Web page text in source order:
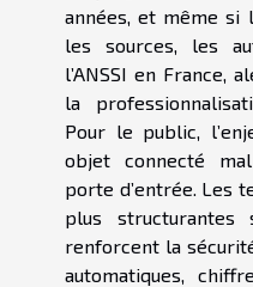
années, et même si
les sources, les
l’ANSSI en France,
la
Pour le public,
objet connecté
porte d’entrée. Les
plus
renforcent la
automatiques,